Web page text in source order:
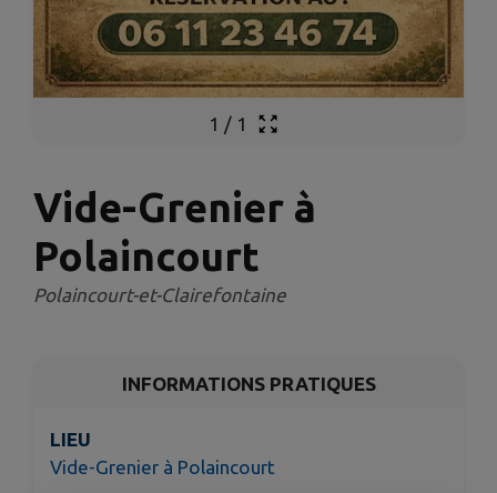
1 / 1
Vide-Grenier à
Polaincourt
Polaincourt-et-Clairefontaine
INFORMATIONS PRATIQUES
LIEU
Vide-Grenier à Polaincourt